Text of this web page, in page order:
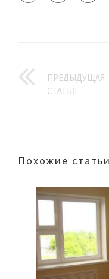
ПРЕДЫДУЩАЯ
СТАТЬЯ
Похожие статьи